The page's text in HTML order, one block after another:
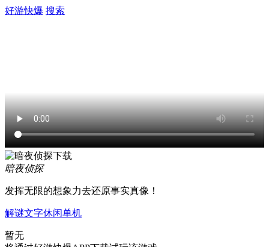
好游快爆 搜索
暗夜侦探
发挥无限的想象力去还原事实真像！
解谜文字休闲单机
暂无